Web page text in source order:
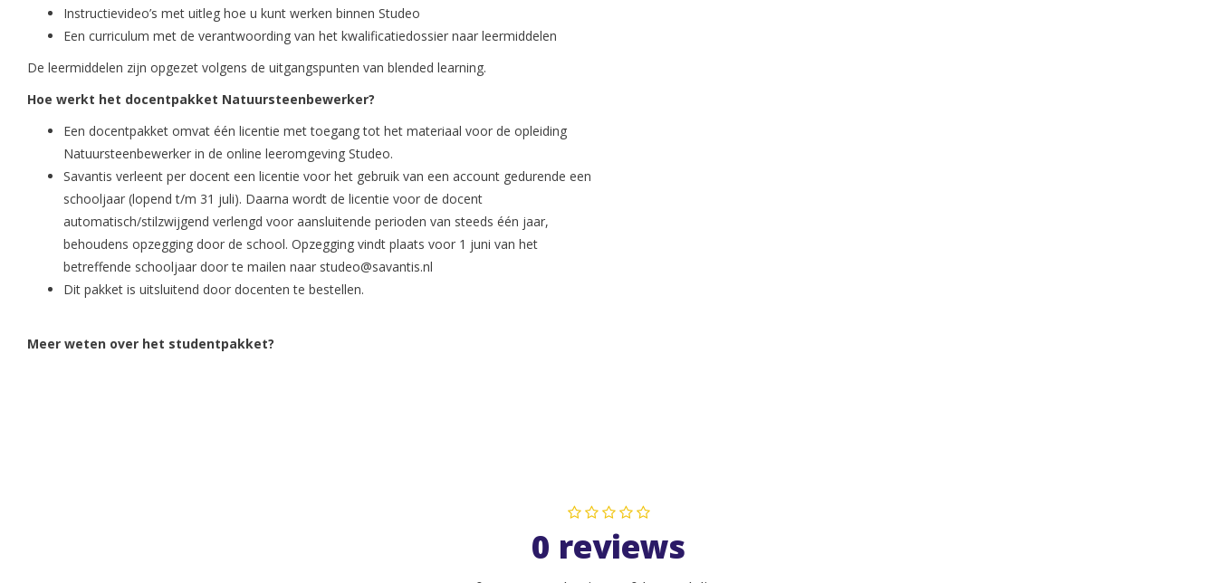
Instructievideo’s met uitleg hoe u kunt werken binnen Studeo
Een curriculum met de verantwoording van het kwalificatiedossier naar leermiddelen
De leermiddelen zijn opgezet volgens de uitgangspunten van blended learning.
Hoe werkt het docentpakket Natuursteenbewerker?
Een docentpakket omvat één licentie met toegang tot het materiaal voor de opleiding
Natuursteenbewerker in de online leeromgeving Studeo.
Savantis verleent per docent een licentie voor het gebruik van een account gedurende een
schooljaar (lopend t/m 31 juli). Daarna wordt de licentie voor de docent
automatisch/stilzwijgend verlengd voor aansluitende perioden van steeds één jaar,
behoudens opzegging door de school. Opzegging vindt plaats voor 1 juni van het
betreffende schooljaar door te mailen naar studeo@savantis.nl
Dit pakket is uitsluitend door docenten te bestellen.
Meer weten over het studentpakket?
0 reviews